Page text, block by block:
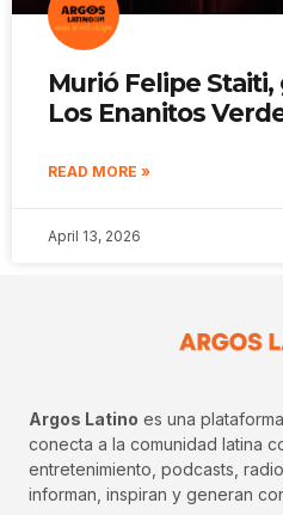
Murió Felipe
Los Enanitos
READ MORE »
April 13, 2026
Argos Latino es una
conecta a la comunidad latina
entretenimiento, podcasts,
informan, inspiran y generan